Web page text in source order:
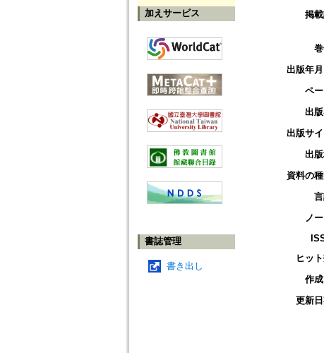
加えサービス
書誌管理
書き出し
掲
出版年月
ペ
出
出版サイ
出
資料の
ノ
ヒッ
作成
更新